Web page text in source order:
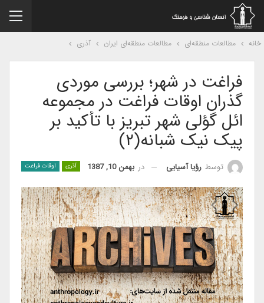
مطالعات منطقه‌ای مطالعات منطقه‌ای ایران آذری
فراغت در شهر؛ بررسی موردی
گذران اوقات فراغت در مجموعه
ائل گؤلی شهر تبریز با تأکید بر
پیک نیک شبانه(۲)
آذری اوقات فراغت توسطرؤیا آسیایی دربهمن 10, 1387